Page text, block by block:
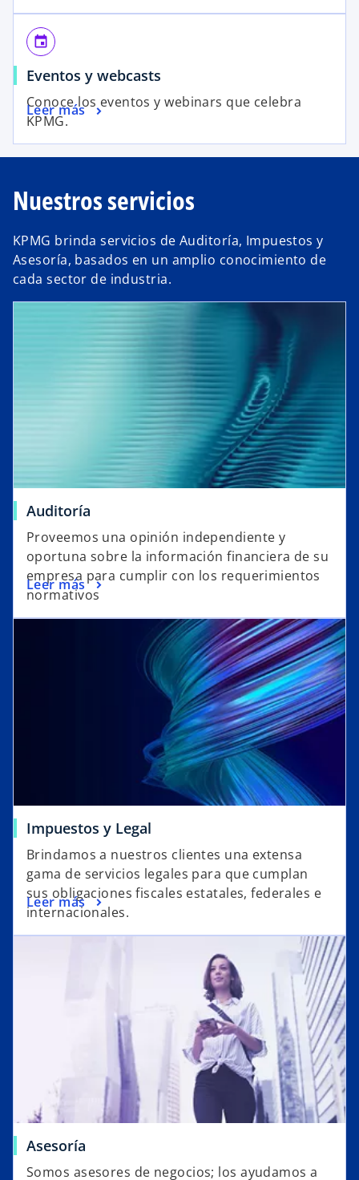
ñ
n
u
v
p
e
s
t
a
a
u
e
v
event
Eventos y webcasts
Conoce los eventos y webinars que celebra
KPMG.
Leer más
Nuestros servicios
KPMG brinda servicios de Auditoría, Impuestos y
Asesoría, basados en un amplio conocimiento de
cada sector de industria.
Auditoría
Proveemos una opinión independiente y
oportuna sobre la información financiera de su
empresa para cumplir con los requerimientos
normativos
Leer más
Impuestos y Legal
Brindamos a nuestros clientes una extensa
gama de servicios legales para que cumplan
sus obligaciones fiscales estatales, federales e
internacionales.
Leer más
Asesoría
Somos asesores de negocios; los ayudamos a